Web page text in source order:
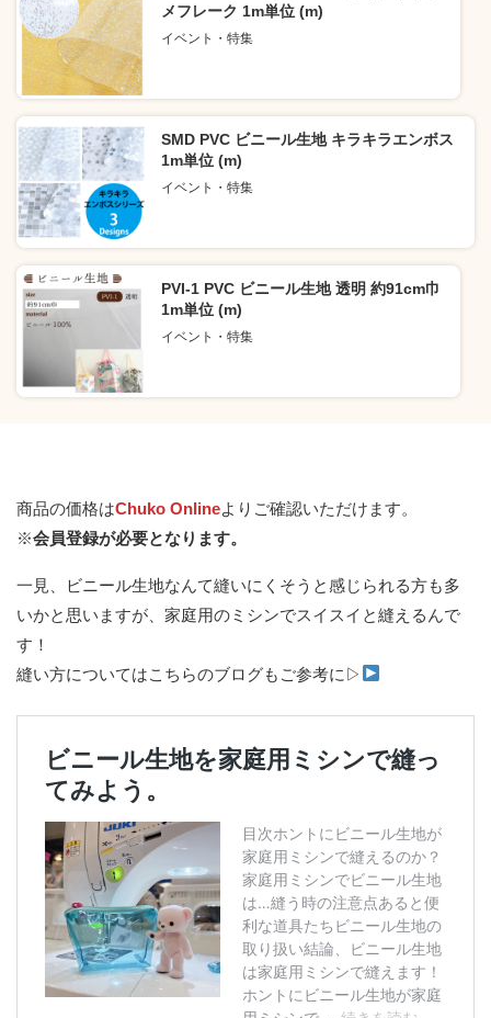
メフレーク 1m単位 (m)
イベント・特集
SMD PVC ビニール生地 キラキラエンボス
1m単位 (m)
イベント・特集
PVI-1 PVC ビニール生地 透明 約91cm巾
1m単位 (m)
イベント・特集
商品の価格はChuko Onlineよりご確認いただけます。
※会員登録が必要となります。
一見、ビニール生地なんて縫いにくそうと感じられる方も多
いかと思いますが、家庭用のミシンでスイスイと縫えるんで
す！
縫い方についてはこちらのブログもご参考に▷